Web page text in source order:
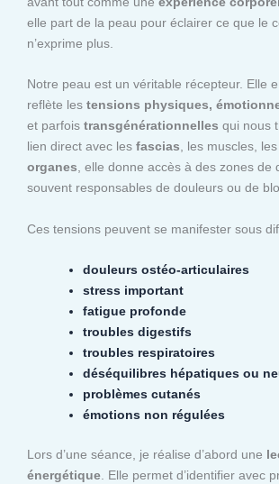
elle part de la peau pour éclairer ce que le
n’exprime plus.
Notre peau est un véritable récepteur. Elle
reflète les tensions physiques,
et parfois transgénérationnelles qui nous
lien direct avec les fascias, les muscles, les
organes, elle donne accès à des zones de
souvent responsables de douleurs ou de
Ces tensions peuvent se manifester sous
douleurs ostéo-articulaires
stress important
fatigue profonde
troubles digestifs
troubles respiratoires
déséquilibres hépatiques ou
problèmes cutanés
émotions non régulées
Lors d’une séance, je réalise d’abord une
énergétique . Elle permet d’identifier avec